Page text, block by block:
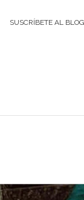
SUSCRÍBETE AL BLOG